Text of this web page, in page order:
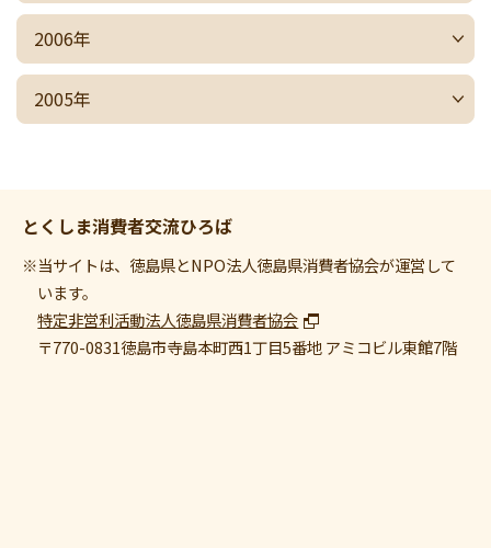
2006年
2005年
とくしま消費者交流ひろば
※当サイトは、徳島県とNPO法人徳島県消費者協会が運営して
います。
特定非営利活動法人徳島県消費者協会
〒770-0831徳島市寺島本町西1丁目5番地 アミコビル東館7階